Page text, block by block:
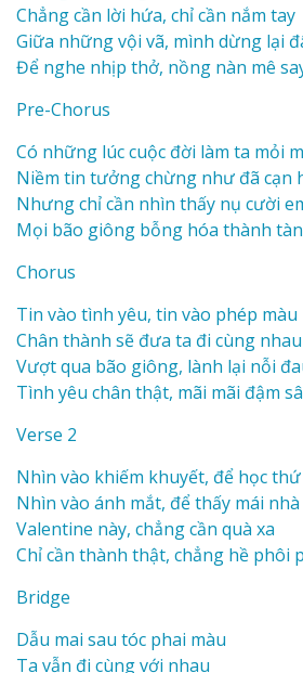
Chẳng cần lời hứa, chỉ cần nắm tay
Giữa những vội vã, mình dừng lại
Để nghe nhịp thở, nồng nàn mê
Pre-Chorus
Có những lúc cuộc đời làm ta mỏi
Niềm tin tưởng chừng như đã cạn
Nhưng chỉ cần nhìn thấy nụ cười
Mọi bão giông bỗng hóa thành
Chorus
Tin vào tình yêu, tin vào phép màu
Chân thành sẽ đưa ta đi cùng nhau
Vượt qua bão giông, lành lại nỗi
Tình yêu chân thật, mãi mãi đậm
Verse 2
Nhìn vào khiếm khuyết, để học
Nhìn vào ánh mắt, để thấy mái nhà
Valentine này, chẳng cần quà xa
Chỉ cần thành thật, chẳng hề phôi
Bridge
Dẫu mai sau tóc phai màu
Ta vẫn đi cùng với nhau